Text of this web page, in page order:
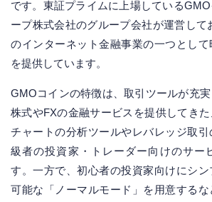
です。東証プライムに上場している
ープ株式会社のグループ会社が運営して
のインターネット金融事業の一つとし
を提供しています。
GMOコインの特徴は、取引ツールが充実
株式やFXの金融サービスを提供してきた
チャートの分析ツールやレバレッジ取
級者の投資家・トレーダー向けのサー
す。一方で、初心者の投資家向けにシ
可能な「ノーマルモード」を用意する